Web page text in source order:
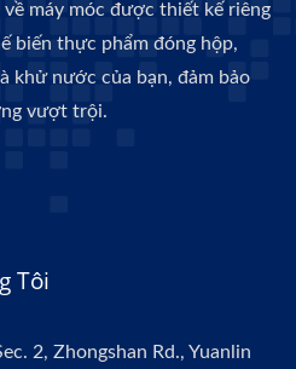
máy móc được thiết kế riêng
biến thực phẩm đóng hộp,
khử nước của bạn, đảm bảo
vượt trội.
Tôi
2, Zhongshan Rd., Yuanlin